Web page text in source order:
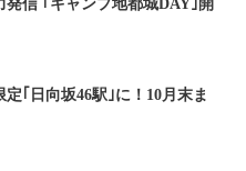
発信 ｢キャンプ地都城DAY｣開
定｢日向坂46駅｣に！10月末ま